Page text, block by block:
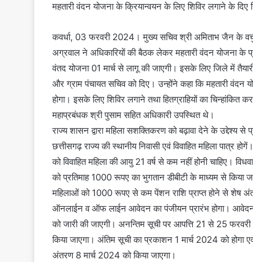
महतारी वंदन योजना के क्रियान्वयन के लिए शिविर लगाने के दिए
कवर्धा, 03 फरवरी 2024। मुख्य सचिव श्री अमिताभ जैन के
अग्रवाल ने अधिकारियों की बैठक लेकर महतारी वंदन योजना के
वंतद योजना 01 मार्च से लागू की जाएगी। इसके लिए जिले में
और ग्राम पंचायत सचिव को दिए। उन्होंने कहा कि महतारी
होगा। इसके लिए शिविर लगाने तथा हितग्राहियों का
महाप्रबंधक श्री पुसाम सहित अधिकारी उपस्थित थे।
राज्य शासन द्वारा महिला सशक्तिकरण को बढ़ावा देने के उद्देश्य
छत्तीसगढ़ राज्य की स्थानीय निवासी एवं विवाहित महिला
को विवाहित महिला की आयु 21 वर्ष से कम नहीं होनी चाहिए।
को प्रतिमाह 1000 रूपए का भुगतान डीबीटी के माध्यम से किया
महिलाओं को 1000 रूपए से कम पेंशन राशि प्राप्त होने से शेष
ऑनलाईन व ऑफ लाईन आवेदन का पंजीयन प्रारंभ होगा।
को जारी की जाएगी। अनन्तिम सूची पर आपत्ति 21 से 25
किया जाएगा। अंतिम सूची का प्रकाशन 1 मार्च 2024 को होगा
अंतरण 8 मार्च 2024 को किया जाएगा।